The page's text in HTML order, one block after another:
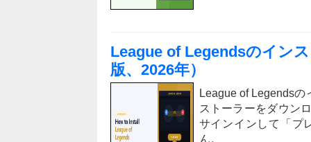
League of Legendsのイン
版、2026年）
League of Legends
ストーラーをダウン
サインインして「プ
ん。